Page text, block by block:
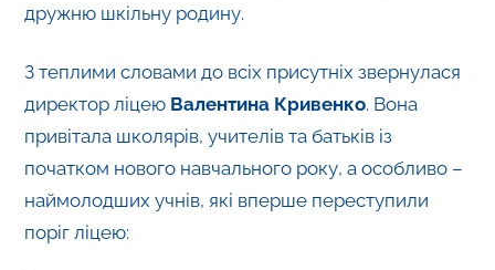
дружню шкільну родину.
З теплими словами до всіх присутніх звернулася
директор ліцею Валентина Кривенко. Вона
привітала школярів, учителів та батьків із
початком нового навчального року, а особливо –
наймолодших учнів, які вперше переступили
поріг ліцею: